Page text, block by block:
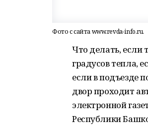
Фото с сайта www.revda-info.ru.
Что делать, если
градусов тепла,
если в подъезде
двор проходит
электронной
Республики